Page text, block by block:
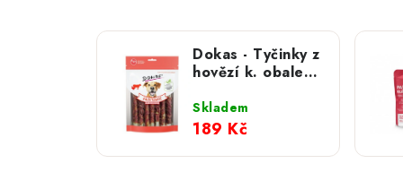
Dokas - Tyčinky z
hovězí k. obalené
Skladem
189 Kč